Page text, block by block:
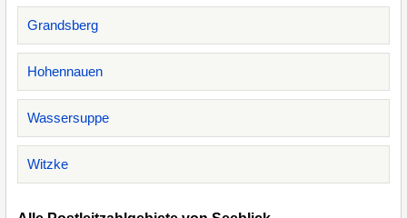
Grandsberg
Hohennauen
Wassersuppe
Witzke